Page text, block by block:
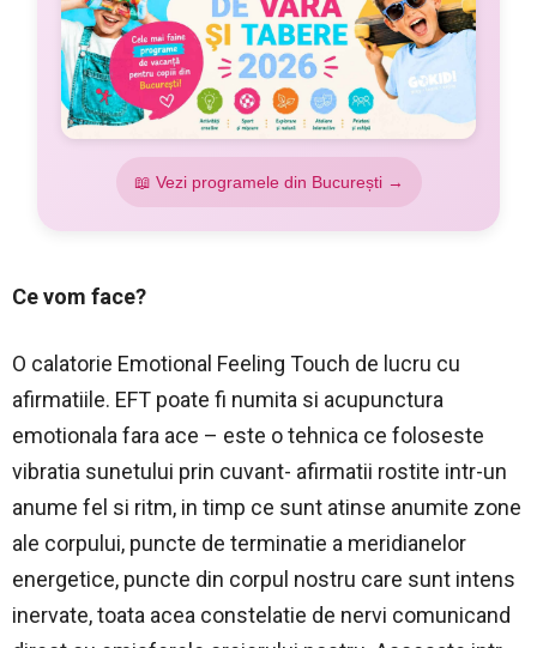
📖 Vezi programele din București →
Ce vom face?
O calatorie Emotional Feeling Touch de lucru cu
afirmatiile. EFT poate fi numita si acupunctura
emotionala fara ace – este o tehnica ce foloseste
vibratia sunetului prin cuvant- afirmatii rostite intr-un
anume fel si ritm, in timp ce sunt atinse anumite zone
ale corpului, puncte de terminatie a meridianelor
energetice, puncte din corpul nostru care sunt intens
inervate, toata acea constelatie de nervi comunicand